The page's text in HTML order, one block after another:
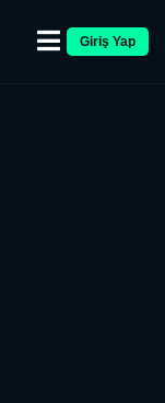
Giriş Yap